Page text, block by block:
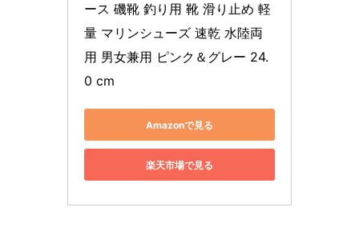
ース 磯靴 釣り用 靴 滑り止め 軽
量 マリンシューズ 速乾 水陸両
用 男女兼用 ピンク＆グレー 24.
0 cm
Amazonで見る
楽天市場で見る